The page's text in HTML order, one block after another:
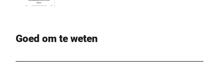
Goed om te weten